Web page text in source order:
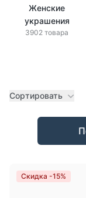
Женские
украшения
3902 товара
Сортировать
Товары
Скидка -15%